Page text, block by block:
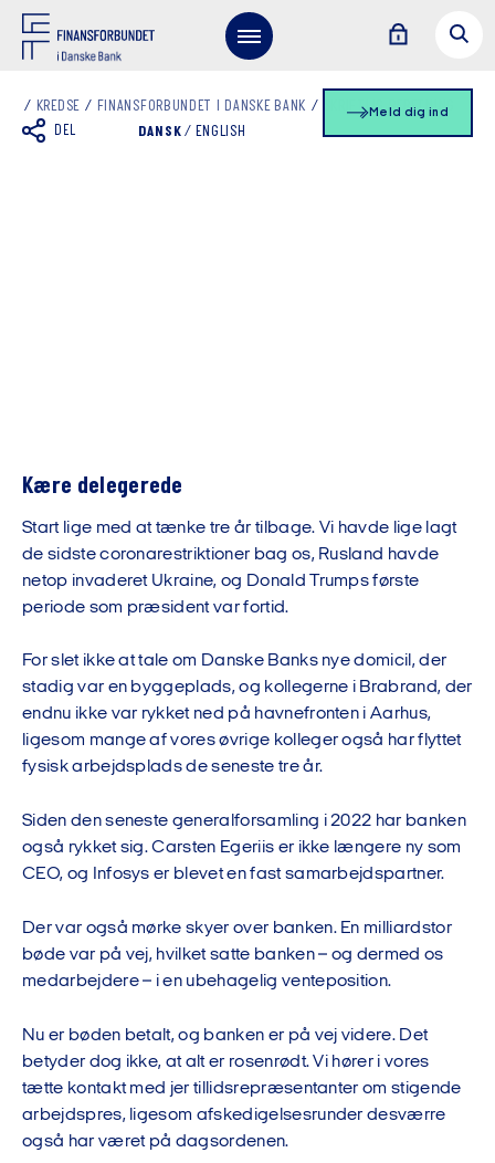
Meld dig ind
KREDSE FINANSFORBUNDET I DANSKE BANK SKRIFTLIG BERETNING
DEL DANSK / ENGLISH
Kære delegerede
Start lige med at tænke tre år tilbage. Vi havde lige lagt
de sidste coronarestriktioner bag os, Rusland havde
netop invaderet Ukraine, og Donald Trumps første
periode som præsident var fortid.
For slet ikke at tale om Danske Banks nye domicil, der
stadig var en byggeplads, og kollegerne i Brabrand, der
endnu ikke var rykket ned på havnefronten i Aarhus,
ligesom mange af vores øvrige kolleger også har flyttet
fysisk arbejdsplads de seneste tre år.
Siden den seneste generalforsamling i 2022 har banken
også rykket sig. Carsten Egeriis er ikke længere ny som
CEO, og Infosys er blevet en fast samarbejdspartner.
Der var også mørke skyer over banken. En milliardstor
bøde var på vej, hvilket satte banken – og dermed os
medarbejdere – i en ubehagelig venteposition.
Nu er bøden betalt, og banken er på vej videre. Det
betyder dog ikke, at alt er rosenrødt. Vi hører i vores
tætte kontakt med jer tillidsrepræsentanter om stigende
arbejdspres, ligesom afskedigelsesrunder desværre
også har været på dagsordenen.